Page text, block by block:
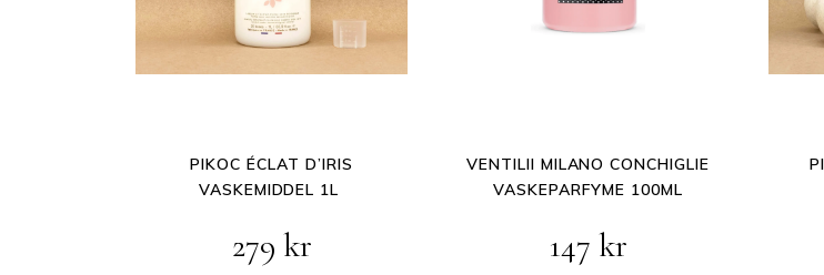
PIKOC ÉCLAT D’IRIS
VASKEMIDDEL 1L
279 kr
VENTILII MILANO CONCHIGLIE
VASKEPARFYME 100ML
147 kr